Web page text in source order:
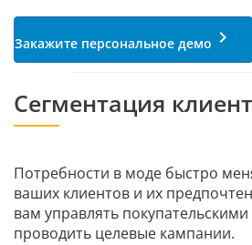
Закажите персональное демо keyboard_arrow_right
Сегментация
Потребности в моде быстро
ваших клиентов и их
вам управлять
проводить целевые кампании.